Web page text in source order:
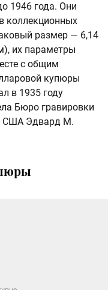
1946 года. Они
коллекционных
размер — 6,14
их параметры
с общим
купюры
в 1935 году
Бюро гравировки
США Эдвард М.